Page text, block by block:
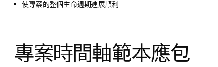
使專案的整個生命週期進展順利
專案時間軸範本應包